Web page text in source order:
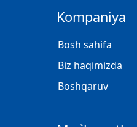
Kompaniya
Bosh sahifa
Biz haqimizda
Boshqaruv